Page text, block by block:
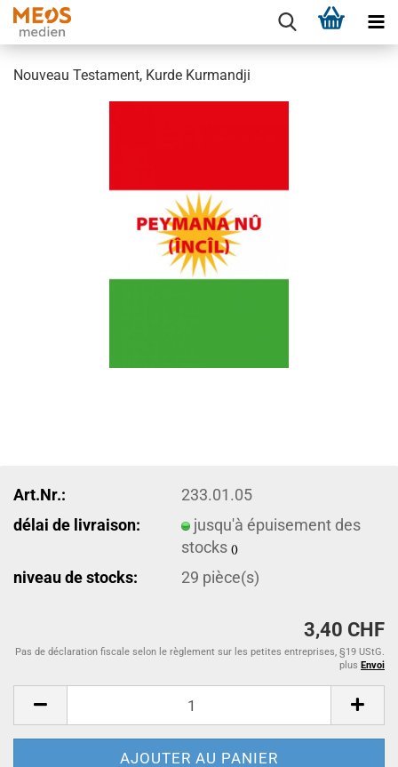
Nouveau Testament, Kurde Kurmandji
Art.Nr.:
233.01.05
délai de livraison:
jusqu'à épuisement des
stocks()
niveau de stocks: 29 pièce(s)
3,40 CHF
Pas de déclaration fiscale selon le règlement sur les petites entreprises, §19 UStG.
plus Envoi